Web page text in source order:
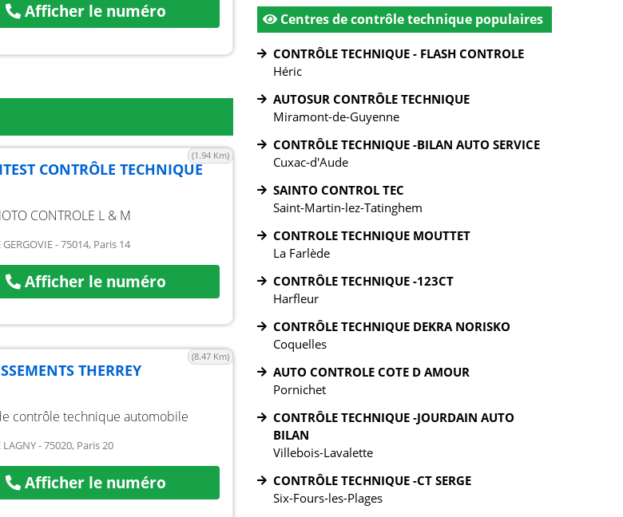
Afficher le numéro
(1.94 Km)
CONTRÔLE TECHNIQUE
CONTROLE L & M
GERGOVIE - 75014, Paris 14
Afficher le numéro
(8.47 Km)
THERREY
contrôle technique automobile
LAGNY - 75020, Paris 20
Afficher le numéro
Centres de contrôle technique populaires
CONTRÔLE TECHNIQUE - FLASH CONTROLE
Héric
AUTOSUR CONTRÔLE TECHNIQUE
Miramont-de-Guyenne
CONTRÔLE TECHNIQUE -BILAN AUTO SERVICE
Cuxac-d'Aude
SAINTO CONTROL TEC
Saint-Martin-lez-Tatinghem
CONTROLE TECHNIQUE MOUTTET
La Farlède
CONTRÔLE TECHNIQUE -123CT
Harfleur
CONTRÔLE TECHNIQUE DEKRA NORISKO
Coquelles
AUTO CONTROLE COTE D AMOUR
Pornichet
CONTRÔLE TECHNIQUE -JOURDAIN AUTO
BILAN
Villebois-Lavalette
CONTRÔLE TECHNIQUE -CT SERGE
Six-Fours-les-Plages